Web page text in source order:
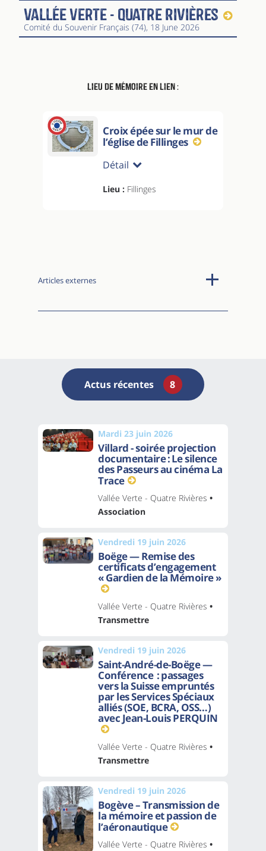
Vallée Verte - Quatre Rivières
Comité du Souvenir Français (74), 18 June 2026
Lieu de mémoire en lien :
Croix épée sur le mur de
l’église de Fillinges
Détail
Lieu : Fillinges
Articles externes
Actus récentes 8
Mardi 23 juin 2026
Villard - soirée projection
documentaire : Le silence
des Passeurs au cinéma La
Trace
Vallée Verte - Quatre Rivières •
Association
Vendredi 19 juin 2026
Boëge — Remise des
certificats d’engagement
« Gardien de la Mémoire »
Vallée Verte - Quatre Rivières •
Transmettre
Vendredi 19 juin 2026
Saint-André-de-Boëge —
Conférence : passages
vers la Suisse empruntés
par les Services Spéciaux
alliés (SOE, BCRA, OSS…)
avec Jean-Louis PERQUIN
Vallée Verte - Quatre Rivières •
Transmettre
Vendredi 19 juin 2026
Bogève – Transmission de
la mémoire et passion de
l’aéronautique
Vallée Verte - Quatre Rivières •